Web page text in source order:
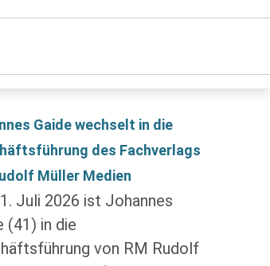
Gaide wechselt in die
des Fachverlags
Müller Medien
Juli 2026 ist Johannes
(41) in die
von RM Rudolf